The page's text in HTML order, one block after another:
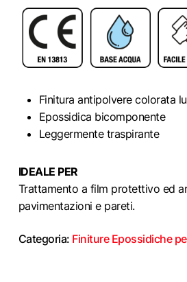
Finitura antipolvere colorata
Epossidica bicomponente
Leggermente traspirante
IDEALE PER
Trattamento a film protettivo ed
pavimentazioni e pareti.
Categoria: Finiture Epossidiche